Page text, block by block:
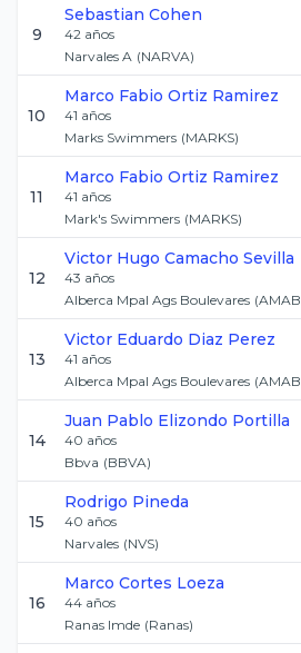
9
Sebastian Cohen
42 años
Narvales A (NARVA)
10
Marco Fabio Ortiz Ramirez
41 años
Marks Swimmers (MARKS)
11
Marco Fabio Ortiz Ramirez
41 años
Mark's Swimmers (MARKS)
12
Victor Hugo Camacho Sevilla
43 años
Alberca Mpal Ags Boulevares (AMAB
13
Victor Eduardo Diaz Perez
41 años
Alberca Mpal Ags Boulevares (AMAB
14
Juan Pablo Elizondo Portilla
40 años
Bbva (BBVA)
15
Rodrigo Pineda
40 años
Narvales (NVS)
16
Marco Cortes Loeza
44 años
Ranas Imde (Ranas)